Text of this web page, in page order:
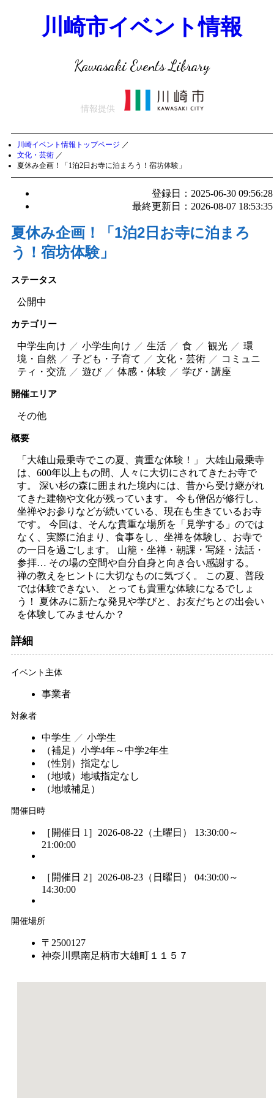
川崎市イベント情報
Kawasaki Events Library
情報提供
川崎イベント情報トップページ ／
文化・芸術 ／
夏休み企画！「1泊2日お寺に泊まろう！宿坊体験」
登録日：2025-06-30 09:56:28
最終更新日：2026-08-07 18:53:35
夏休み企画！「1泊2日お寺に泊まろ
う！宿坊体験」
ステータス
公開中
カテゴリー
中学生向け 小学生向け 生活 食 観光
環
境・自然
子ども・子育て 文化・芸術
コミュニ
ティ・交流
遊び 体感・体験 学び・講座
開催エリア
その他
概要
「大雄山最乗寺でこの夏、貴重な体験！」 大雄山最乗寺
は、600年以上もの間、人々に大切にされてきたお寺で
す。 深い杉の森に囲まれた境内には、昔から受け継がれ
てきた建物や文化が残っています。 今も僧侶が修行し、
坐禅やお参りなどが続いている、現在も生きているお寺
です。 今回は、そんな貴重な場所を「見学する」のでは
なく、実際に泊まり、食事をし、坐禅を体験し、お寺で
の一日を過ごします。 山籠・坐禅・朝課・写経・法話・
参拝… その場の空間や自分自身と向き合い感謝する。
禅の教えをヒントに大切なものに気づく。 この夏、普段
では体験できない、 とっても貴重な体験になるでしょ
う！ 夏休みに新たな発見や学びと、お友だちとの出会い
を体験してみませんか？
詳細
イベント主体
事業者
対象者
中学生
小学生
（補足） 小学4年～中学2年生
（性別） 指定なし
（地域） 地域指定なし
（地域補足）
開催日時
［開催日 1］2026-08-22（土曜日） 13:30:00～
21:00:00
［開催日 2］2026-08-23（日曜日） 04:30:00～
14:30:00
開催場所
〒2500127
神奈川県南足柄市大雄町１１５７